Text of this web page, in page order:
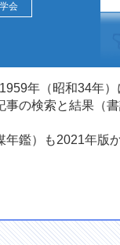
会
年（昭和34年
の検索と結果（
年鑑）も2021年